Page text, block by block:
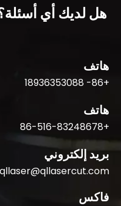
هل لديك أي
هاتف
+86- 18936353088
هاتف
+86-516-83248678
بريد إلكتروني
qllaser@qllasercut.com
فاكس